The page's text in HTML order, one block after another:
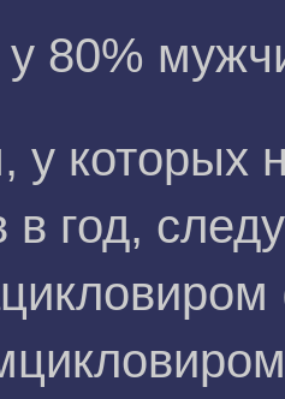
80%
у которых
в год,